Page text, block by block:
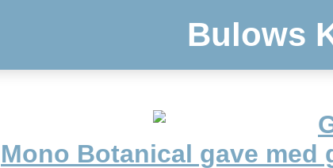
Bulows
Mono Botanical gave med